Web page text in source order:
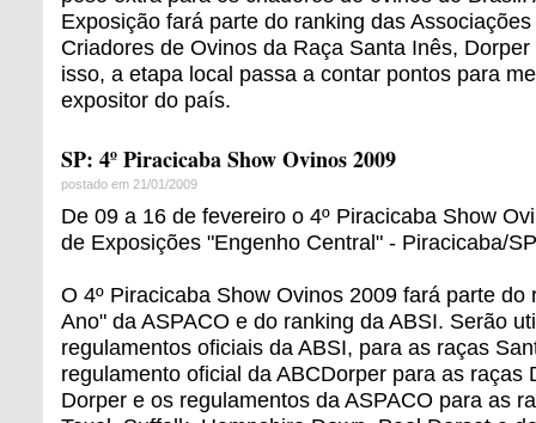
Exposição fará parte do ranking das
Criadores de Ovinos da Raça Santa Inês,
isso, a etapa local passa a contar pontos para
expositor do país.
SP: 4º Piracicaba Show Ovinos 2009
postado em 21/01/2009
De 09 a 16 de fevereiro o 4º Piracicaba Show
de Exposições "Engenho Central" - Piracicaba/
O 4º Piracicaba Show Ovinos 2009 fará parte do
Ano" da ASPACO e do ranking da ABSI. Serão
regulamentos oficiais da ABSI, para as raças
regulamento oficial da ABCDorper para as raças
Dorper e os regulamentos da ASPACO para as